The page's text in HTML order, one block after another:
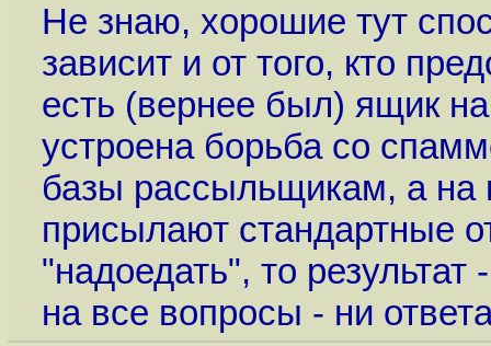
Не знаю, хорошие тут
зависит и от того, кто
есть (вернее был) ящик
устроена борьба со
базы рассыльщикам, а на
присылают стандартные
"надоедать", то
на все вопросы - ни